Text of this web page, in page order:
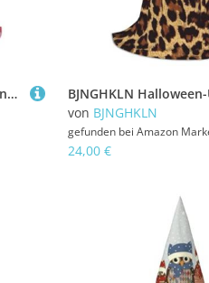
BJNGHKLN Halloween-Umhang mit Kapuze, bodenlang, Valentinstag, Herzdruck, langer Kapuzenumhang für Teenager
von BJNGHKLN
gefunden bei Amazon
24,00 €